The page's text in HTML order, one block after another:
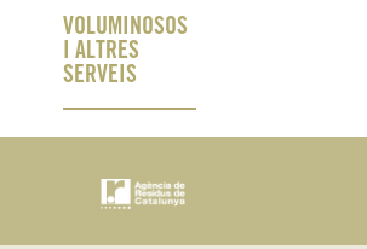
VOLUMINOSOS
I ALTRES
SERVEIS